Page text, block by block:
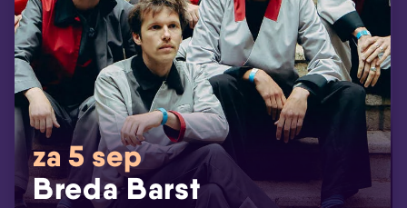
za 5 sep
Breda Barst